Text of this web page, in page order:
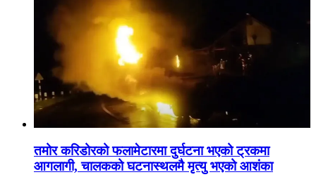
तमोर करिडोरको फलामेटारमा दुर्घटना भएको ट्रकमा
आगलागी, चालकको घटनास्थलमै मृत्यु भएको आशंका